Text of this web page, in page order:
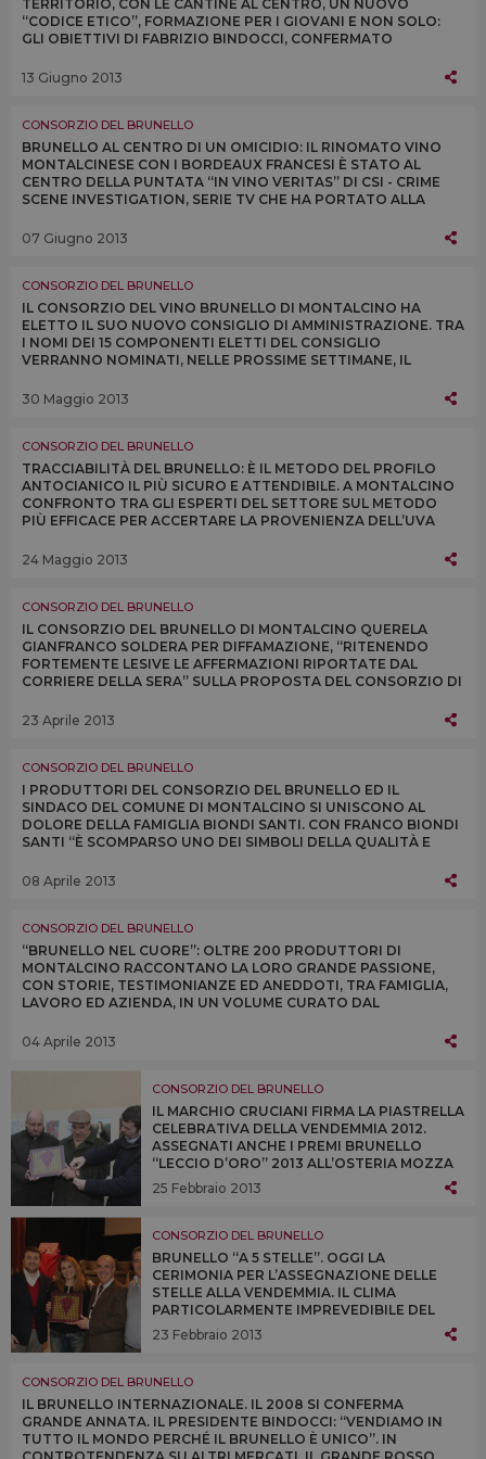
TERRITORIO, CON LE CANTINE AL CENTRO, UN NUOVO
“CODICE ETICO”, FORMAZIONE PER I GIOVANI E NON SOLO:
GLI OBIETTIVI DI FABRIZIO BINDOCCI, CONFERMATO
MONTALCINO
13 Giugno 2013
CONSORZIO DEL BRUNELLO
BRUNELLO AL CENTRO DI UN OMICIDIO: IL RINOMATO VINO
MONTALCINESE CON I BORDEAUX FRANCESI È STATO AL
CENTRO DELLA PUNTATA “IN VINO VERITAS” DI CSI - CRIME
SCENE INVESTIGATION, SERIE TV CHE HA PORTATO ALLA
07 Giugno 2013
CONSORZIO DEL BRUNELLO
IL CONSORZIO DEL VINO BRUNELLO DI MONTALCINO HA
ELETTO IL SUO NUOVO CONSIGLIO DI AMMINISTRAZIONE. TRA
I NOMI DEI 15 COMPONENTI ELETTI DEL CONSIGLIO
VERRANNO NOMINATI, NELLE PROSSIME SETTIMANE, IL
PRESIDENTI
30 Maggio 2013
CONSORZIO DEL BRUNELLO
TRACCIABILITÀ DEL BRUNELLO: È IL METODO DEL PROFILO
ANTOCIANICO IL PIÙ SICURO E ATTENDIBILE. A MONTALCINO
CONFRONTO TRA GLI ESPERTI DEL SETTORE SUL METODO
PIÙ EFFICACE PER ACCERTARE LA PROVENIENZA DELL’UVA
24 Maggio 2013
CONSORZIO DEL BRUNELLO
IL CONSORZIO DEL BRUNELLO DI MONTALCINO QUERELA
GIANFRANCO SOLDERA PER DIFFAMAZIONE, “RITENENDO
FORTEMENTE LESIVE LE AFFERMAZIONI RIPORTATE DAL
CORRIERE DELLA SERA” SULLA PROPOSTA DEL CONSORZIO DI
23 Aprile 2013
CONSORZIO DEL BRUNELLO
I PRODUTTORI DEL CONSORZIO DEL BRUNELLO ED IL
SINDACO DEL COMUNE DI MONTALCINO SI UNISCONO AL
DOLORE DELLA FAMIGLIA BIONDI SANTI. CON FRANCO BIONDI
SANTI “È SCOMPARSO UNO DEI SIMBOLI DELLA QUALITÀ E
08 Aprile 2013
CONSORZIO DEL BRUNELLO
“BRUNELLO NEL CUORE”: OLTRE 200 PRODUTTORI DI
MONTALCINO RACCONTANO LA LORO GRANDE PASSIONE,
CON STORIE, TESTIMONIANZE ED ANEDDOTI, TRA FAMIGLIA,
LAVORO ED AZIENDA, IN UN VOLUME CURATO DAL
04 Aprile 2013
CONSORZIO DEL BRUNELLO
IL MARCHIO CRUCIANI FIRMA LA PIASTRELLA
CELEBRATIVA DELLA VENDEMMIA 2012.
ASSEGNATI ANCHE I PREMI BRUNELLO
“LECCIO D’ORO” 2013 ALL’OSTERIA MOZZA
DI LOS ANGELES, ALL’ENOTECA CORTINA DI
CORTINA D’AMPEZZO E ALL’OSTERIA
25 Febbraio 2013
CONSORZIO DEL BRUNELLO
BRUNELLO “A 5 STELLE”. OGGI LA
CERIMONIA PER L’ASSEGNAZIONE DELLE
STELLE ALLA VENDEMMIA. IL CLIMA
PARTICOLARMENTE IMPREVEDIBILE DEL
2012 NON HA INFLUITO SULLA QUALITÀ
DELLE UVE RACCOLTE A MONTALCINO, A
14%
23 Febbraio 2013
CONSORZIO DEL BRUNELLO
IL BRUNELLO INTERNAZIONALE. IL 2008 SI CONFERMA
GRANDE ANNATA. IL PRESIDENTE BINDOCCI: “VENDIAMO IN
TUTTO IL MONDO PERCHÉ IL BRUNELLO È UNICO”. IN